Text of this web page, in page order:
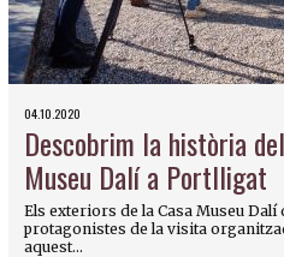
04.10.2020
Descobrim la història
Museu Dalí a Portlligat
Els exteriors de la Casa Museu
protagonistes de la visita
aquest...